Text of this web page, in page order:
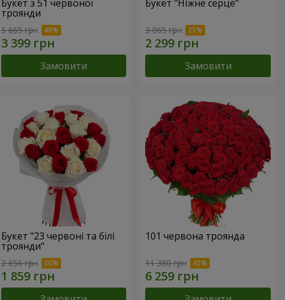
Букет з 51 червоної
троянди
5 665 грн
Замовити
Букет "Ніжне серце"
3 065 грн
Замовити
Букет "23 червоні та білі
троянди"
2 656 грн
101 червона троянда
11 380 грн